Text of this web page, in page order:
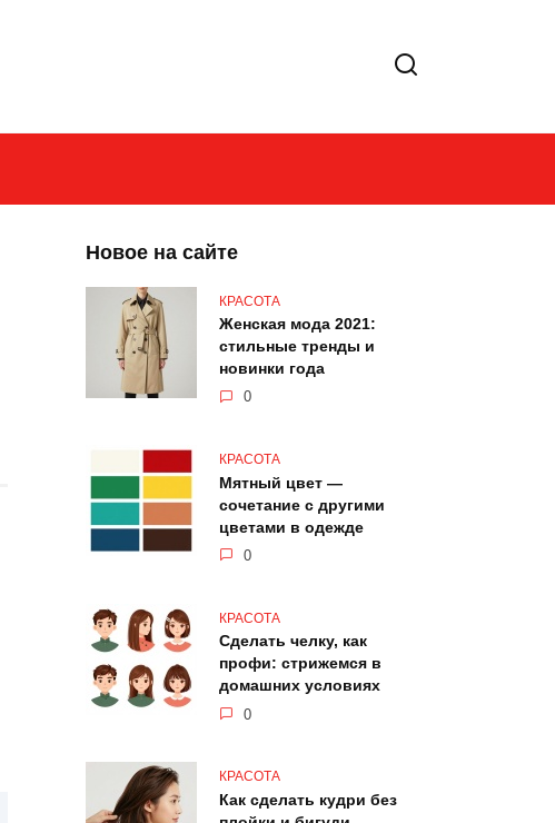
Новое на сайте
КРАСОТА
Женская мода 2021:
стильные тренды и
новинки года
0
КРАСОТА
Мятный цвет —
сочетание с другими
цветами в одежде
0
КРАСОТА
Сделать челку, как
профи: стрижемся в
домашних условиях
0
КРАСОТА
Как сделать кудри без